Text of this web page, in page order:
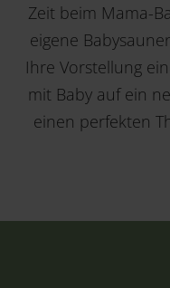
Zeit beim Mama-
eigene
Ihre Vorstellung
mit Baby auf ein
einen perfekten